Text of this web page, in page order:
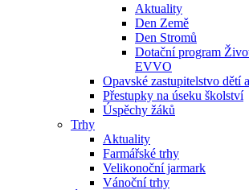
Aktuality
Den Země
Den Stromů
Dotační program
EVVO
Opavské zastupitelstvo dětí
Přestupky na úseku školství
Úspěchy žáků
Trhy
Aktuality
Farmářské trhy
Velikonoční jarmark
Vánoční trhy